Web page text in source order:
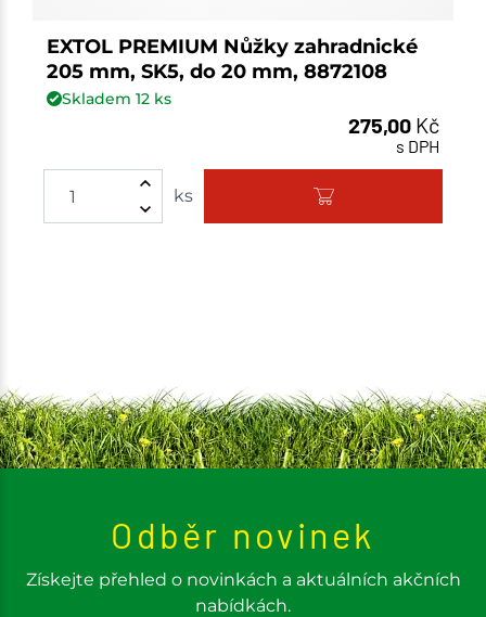
EXTOL PREMIUM Nůžky zahradnické
205 mm, SK5, do 20 mm, 8872108
Skladem 12ks
275,00 Kč
s DPH
ks
Odběr novinek
Získejte přehled o novinkách a aktuálních akčních
nabídkách.